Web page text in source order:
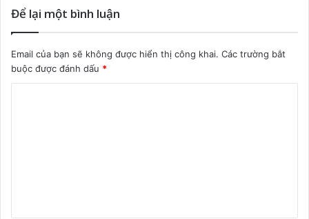
Để lại một bình luận
Email của bạn sẽ không được hiển thị công khai. Các trường bắt
buộc được đánh dấu *